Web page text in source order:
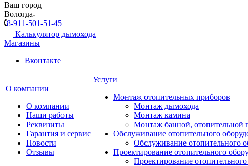
Ваш город
Вологда
8-911-501-51-45
Калькулятор дымохода
Магазины
Вконтакте
О компании
О компании
Наши работы
Реквизиты
Гарантия и сервис
Новости
Отзывы
Услуги
Монтаж отопительных приборов
Монтаж дымохода
Монтаж камина
Монтаж банной, отопительной
Обслуживание отопительного
Обслуживание отопительного
Проектирование отопительного
Проектирование